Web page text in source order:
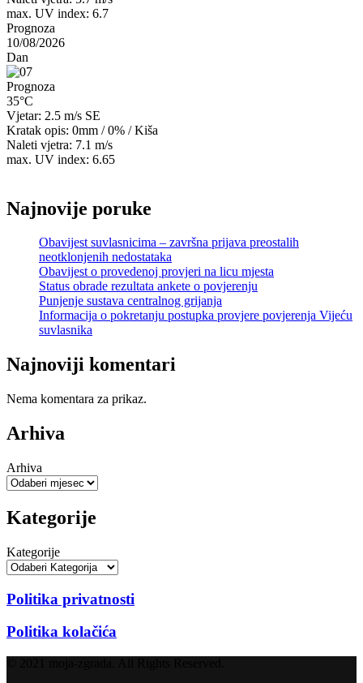
max. UV index: 6.7
Prognoza
10/08/2026
Dan
Prognoza
35°C
Vjetar: 2.5 m/s SE
Kratak opis: 0mm /0% /Kiša
Naleti vjetra: 7.1 m/s
max. UV index: 6.65
Najnovije poruke
Obavijest suvlasnicima – završna prijava preostalih
neotklonjenih nedostataka
Obavijest o provedenoj provjeri na licu mjesta
Status obrade rezultata ankete o povjerenju
Punjenje sustava centralnog grijanja
Informacija o pokretanju postupka provjere povjerenja Vijeću
suvlasnika
Najnoviji komentari
Nema komentara za prikaz.
Arhiva
Arhiva
Kategorije
Kategorije
Politika privatnosti
Politika kolačića